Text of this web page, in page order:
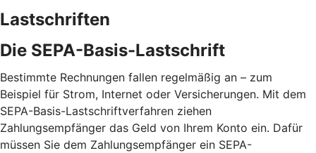
Lastschriften
Die SEPA-Basis-Lastschrift
Bestimmte Rechnungen fallen regelmäßig an – zum
Beispiel für Strom, Internet oder Versicherungen. Mit dem
SEPA-Basis-Lastschriftverfahren ziehen
Zahlungsempfänger das Geld von Ihrem Konto ein. Dafür
müssen Sie dem Zahlungsempfänger ein SEPA-